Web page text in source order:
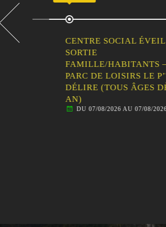
CENTRE SOCIAL ÉVEIL :
SORTIE
FAMILLE/HABITANTS –
PARC DE LOISIRS LE P’TIT
DÉLIRE (TOUS ÂGES DÈS 1
AN)
DU 07/08/2026 AU 07/08/2026